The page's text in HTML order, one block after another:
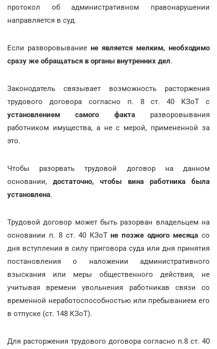
протокол об административном правонарушении
направляется в суд.
Если разворовывание не является мелким, необходимо
сразу же обращаться в органы внутренних дел.
Законодатель связывает возможность расторжения
трудового договора согласно п. 8 ст. 40 КЗоТ с
установлением самого фактаразворовывания
работником имущества, а не с мерой, примененной за
это.
Чтобы разорвать трудовой договор на данном
основании,достаточно, чтобы вина работника была
установлена.
Трудовой договор может быть разорван владельцем на
основании п. 8 ст. 40 КЗоТне позже одного месяца со
дня вступления в силу приговора суда или дня принятия
постановления о наложении административного
взыскания или меры общественного действия, не
учитывая времени увольнения работникав связи со
временной неработоспособностью или пребыванием его
в отпуске (ст. 148 КЗоТ).
Для расторжения трудового договора согласно п.8 ст. 40